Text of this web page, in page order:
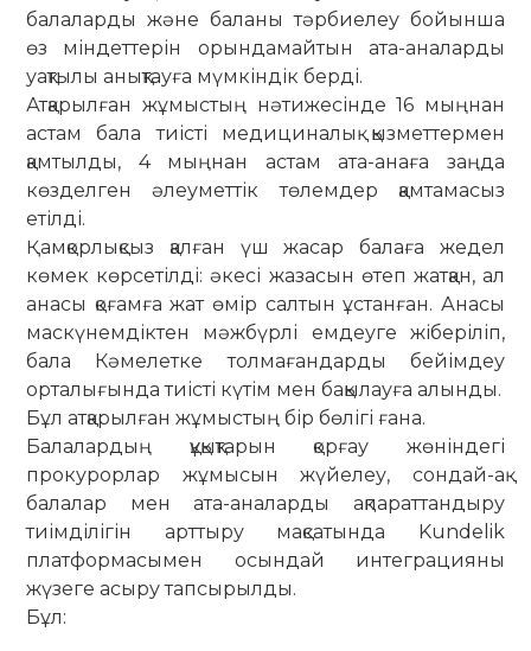
балаларды және баланы тәрбиелеу бойынша
өз міндеттерін орындамайтын ата-аналарды
уақтылы анықтауға мүмкіндік берді.
Атқарылған жұмыстың нәтижесінде 16 мыңнан
астам бала тиісті медициналық қызметтермен
қамтылды, 4 мыңнан астам ата-анаға заңда
көзделген әлеуметтік төлемдер қамтамасыз
етілді.
Қамқорлықсыз қалған үш жасар балаға жедел
көмек көрсетілді: әкесі жазасын өтеп жатқан, ал
анасы қоғамға жат өмір салтын ұстанған. Анасы
маскүнемдіктен мәжбүрлі емдеуге жіберіліп,
бала Кәмелетке толмағандарды бейімдеу
орталығында тиісті күтім мен бақылауға алынды.
Бұл атқарылған жұмыстың бір бөлігі ғана.
Балалардың құқықтарын қорғау жөніндегі
прокурорлар жұмысын жүйелеу, сондай-ақ
балалар мен ата-аналарды ақпараттандыру
тиімділігін арттыру мақсатында Kundelik
платформасымен осындай интеграцияны
жүзеге асыру тапсырылды.
Бұл: